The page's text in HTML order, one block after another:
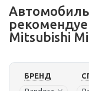
Mitsubishi
БРЕНД